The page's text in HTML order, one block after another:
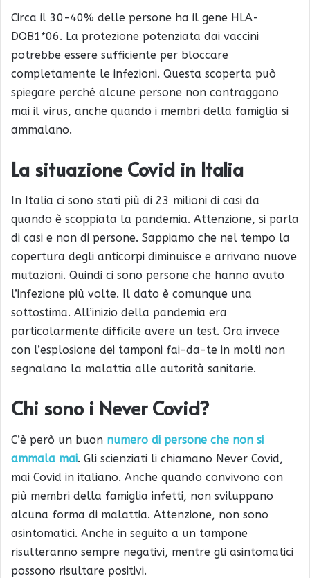
Circa il 30-40% delle persone ha il gene HLA-
DQB1*06. La protezione potenziata dai vaccini
potrebbe essere sufficiente per bloccare
completamente le infezioni. Questa scoperta può
spiegare perché alcune persone non contraggono
mai il virus, anche quando i membri della famiglia si
ammalano.
La situazione Covid in Italia
In Italia ci sono stati più di 23 milioni di casi da
quando è scoppiata la pandemia. Attenzione, si parla
di casi e non di persone. Sappiamo che nel tempo la
copertura degli anticorpi diminuisce e arrivano nuove
mutazioni. Quindi ci sono persone che hanno avuto
l’infezione più volte. Il dato è comunque una
sottostima. All’inizio della pandemia era
particolarmente difficile avere un test. Ora invece
con l’esplosione dei tamponi fai-da-te in molti non
segnalano la malattia alle autorità sanitarie.
Chi sono i Never Covid?
C’è però un buon numero di persone che non si
ammala mai. Gli scienziati li chiamano Never Covid,
mai Covid in italiano. Anche quando convivono con
più membri della famiglia infetti, non sviluppano
alcuna forma di malattia. Attenzione, non sono
asintomatici. Anche in seguito a un tampone
risulteranno sempre negativi, mentre gli asintomatici
possono risultare positivi.